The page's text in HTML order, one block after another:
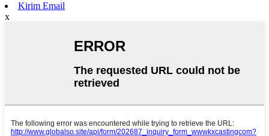
Kirim Email
x